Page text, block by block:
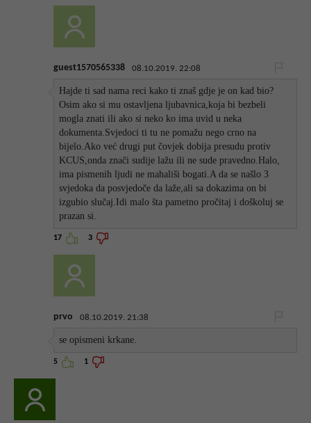
guest1570565338 08.10.2019. 22:08
Hajde ti sad nama reci kako ti znaš gdje je on kad bio?
Osim ako si mu ostavljena ljubavnica,koja bi bezbeli
mogla znati ili ako si neko ko ima uvid u neka
dokumenta.Svjedoci ti tu ne pomažu nego crno na
bijelo.Ako već drugi put čovjek dobija presudu protiv
KCUS,onda znači sudije lažu ili ne sude pravedno.Halo,
ima pismenih ljudi ne mahališi bogati.A da se našlo 3
svjedoka da posvjedoče da laže,ali sa dokazima on bi
izgubio slučaj.Idi malo šta pametno pročitaj i doškoluj se
prazan si.
17 3
prvo 08.10.2019. 21:38
se opismeni krkane.
5 1